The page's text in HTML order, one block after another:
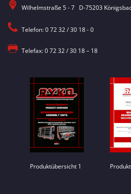
Wilhelmstraße 5 - 7 D-75203
Telefon: 0 72 32 / 30 18 - 0
Telefax: 0 72 32 / 30 18 – 18
Produktübersicht 1